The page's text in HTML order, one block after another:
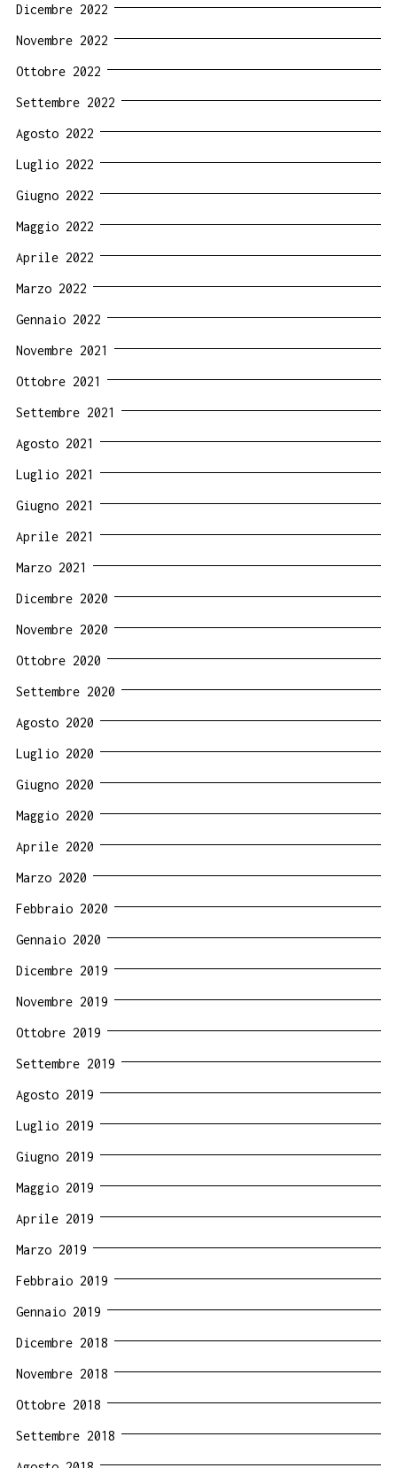
Dicembre 2022
Novembre 2022
Ottobre 2022
Settembre 2022
Agosto 2022
Luglio 2022
Giugno 2022
Maggio 2022
Aprile 2022
Marzo 2022
Gennaio 2022
Novembre 2021
Ottobre 2021
Settembre 2021
Agosto 2021
Luglio 2021
Giugno 2021
Aprile 2021
Marzo 2021
Dicembre 2020
Novembre 2020
Ottobre 2020
Settembre 2020
Agosto 2020
Luglio 2020
Giugno 2020
Maggio 2020
Aprile 2020
Marzo 2020
Febbraio 2020
Gennaio 2020
Dicembre 2019
Novembre 2019
Ottobre 2019
Settembre 2019
Agosto 2019
Luglio 2019
Giugno 2019
Maggio 2019
Aprile 2019
Marzo 2019
Febbraio 2019
Gennaio 2019
Dicembre 2018
Novembre 2018
Ottobre 2018
Settembre 2018